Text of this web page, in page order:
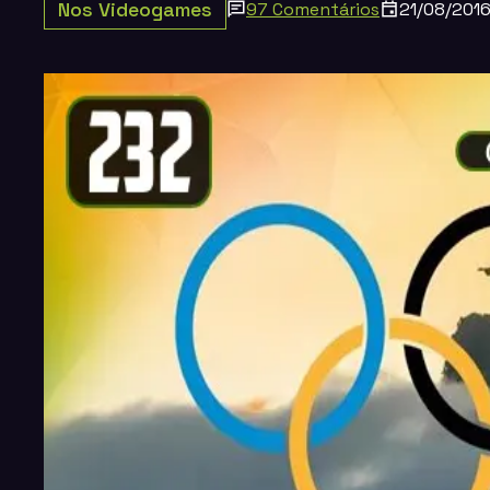
Nos Videogames 97 Comentários 21/08/2016